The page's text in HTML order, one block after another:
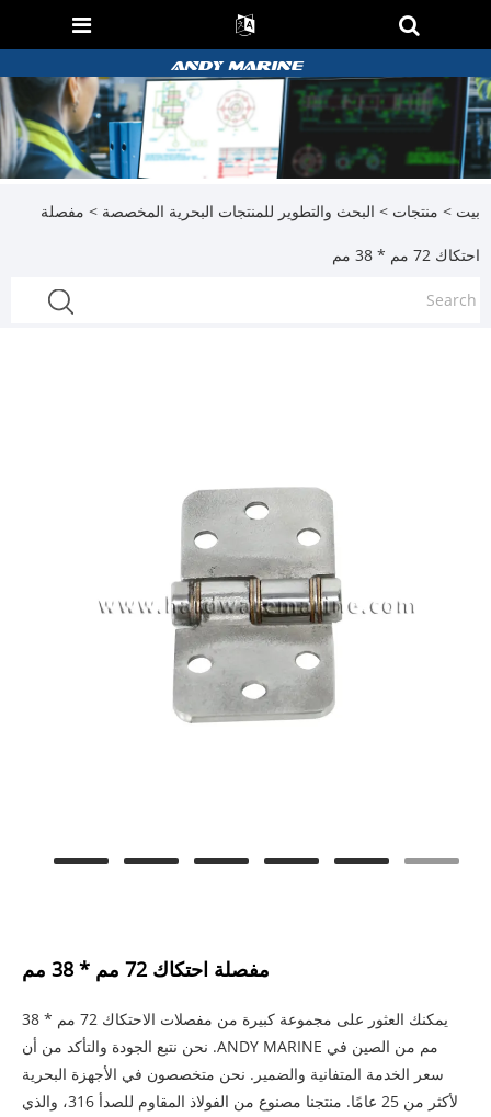
بيت > منتجات > البحث والتطوير للمنتجات البحرية المخصصة > مفصلة
احتكاك 72 مم * 38 مم
مفصلة احتكاك 72 مم * 38 مم
يمكنك العثور على مجموعة كبيرة من مفصلات الاحتكاك 72 مم * 38
مم من الصين في ANDY MARINE. نحن نتبع الجودة والتأكد من أن
سعر الخدمة المتفانية والضمير. نحن متخصصون في الأجهزة البحرية
لأكثر من 25 عامًا. منتجنا مصنوع من الفولاذ المقاوم للصدأ 316، والذي